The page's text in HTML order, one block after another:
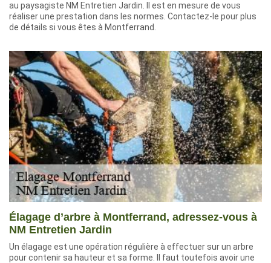
au paysagiste NM Entretien Jardin. Il est en mesure de vous
réaliser une prestation dans les normes. Contactez-le pour plus
de détails si vous êtes à Montferrand.
Élagage d’arbre à Montferrand, adressez-vous à
NM Entretien Jardin
Un élagage est une opération régulière à effectuer sur un arbre
pour contenir sa hauteur et sa forme. Il faut toutefois avoir une